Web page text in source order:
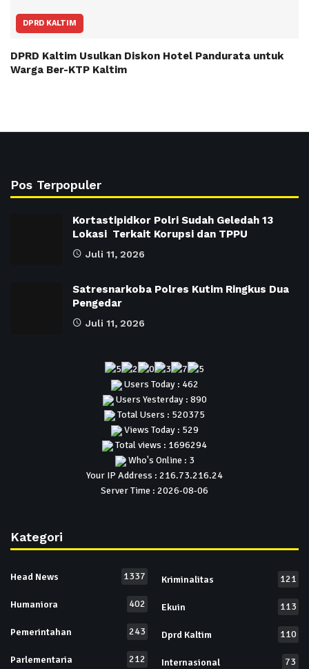
DPRD KALTIM
DPRD Kaltim Usulkan Diskon Hotel Pandurata untuk
Warga Ber-KTP Kaltim
Pos Terpopuler
Kortastipidkor Polri Sudah Geledah 13
Lokasi Terkait Korupsi dan TPPU
Juli 11, 2026
Satresnarkoba Polres Kutim Ringkus Dua
Pengedar
Juli 11, 2026
Users Today : 462
Users Yesterday : 890
Total Users : 520375
Views Today : 529
Total views : 1696294
Who's Online : 3
Your IP Address : 216.73.216.24
Server Time : 2026-08-06
Kategori
Head News 1337
Humaniora 402
Pemerintahan 243
Parlementaria 212
Kriminalitas 121
Ekuin 113
Dprd Kaltim 110
Internasional 73